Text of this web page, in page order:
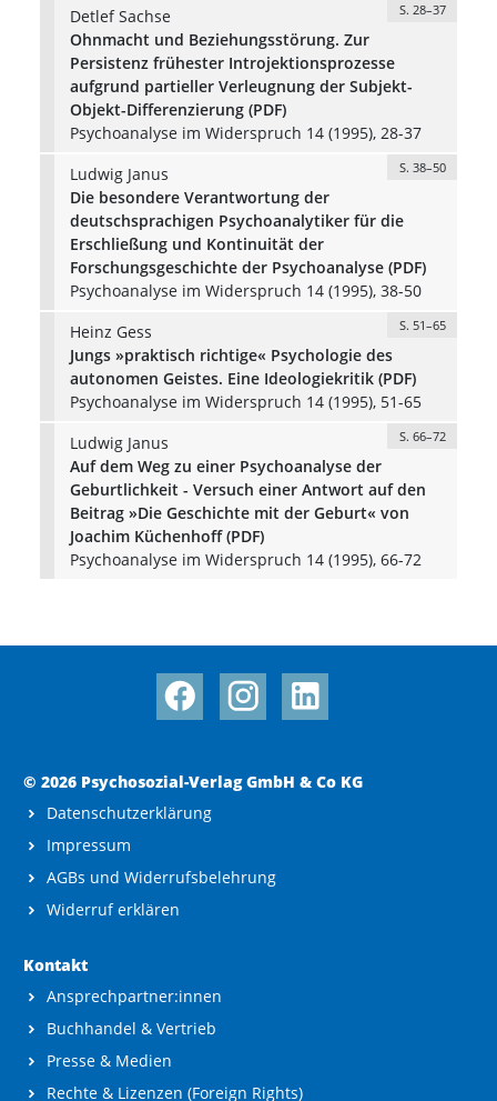
Detlef Sachse
S. 28–37
Ohnmacht und Beziehungsstörung. Zur
Persistenz frühester Introjektionsprozesse
aufgrund partieller Verleugnung der Subjekt-
Objekt-Differenzierung (PDF)
Psychoanalyse im Widerspruch 14 (1995), 28-37
Ludwig Janus
S. 38–50
Die besondere Verantwortung der
deutschsprachigen Psychoanalytiker für die
Erschließung und Kontinuität der
Forschungsgeschichte der Psychoanalyse (PDF)
Psychoanalyse im Widerspruch 14 (1995), 38-50
Heinz Gess
S. 51–65
Jungs »praktisch richtige« Psychologie des
autonomen Geistes. Eine Ideologiekritik (PDF)
Psychoanalyse im Widerspruch 14 (1995), 51-65
Ludwig Janus
S. 66–72
Auf dem Weg zu einer Psychoanalyse der
Geburtlichkeit - Versuch einer Antwort auf den
Beitrag »Die Geschichte mit der Geburt« von
Joachim Küchenhoff (PDF)
Psychoanalyse im Widerspruch 14 (1995), 66-72
© 2026 Psychosozial-Verlag GmbH & Co KG
Datenschutzerklärung
Impressum
AGBs und Widerrufsbelehrung
Widerruf erklären
Kontakt
Ansprechpartner:innen
Buchhandel & Vertrieb
Presse & Medien
Rechte & Lizenzen (Foreign Rights)